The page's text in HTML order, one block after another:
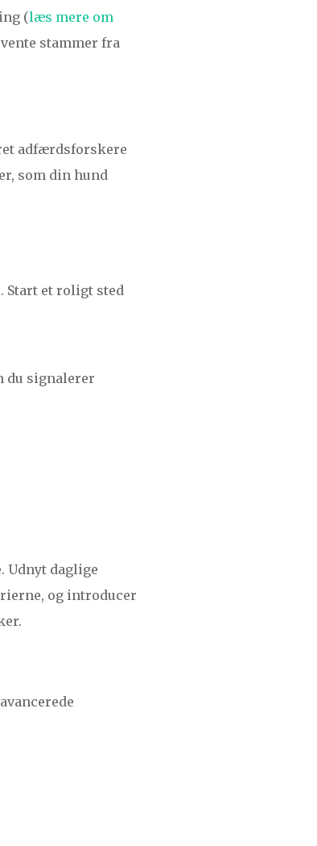
(læs mere om
stammer fra
adfærdsforskere
som din hund
Start et roligt sted
du signalerer
Udnyt daglige
og introducer